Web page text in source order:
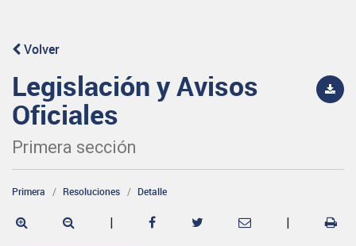
Volver
Legislación y Avisos
Oficiales
Primera sección
Primera Resoluciones Detalle
| |